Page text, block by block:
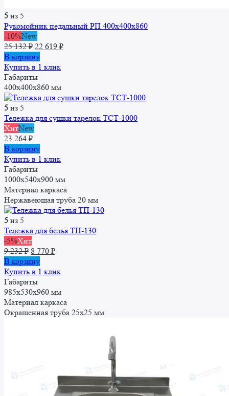
5 из 5
Рукомойник педальный РП 400x400x860
-10%New
25 132₽ Первоначальная
цена
составляла
25
132 ₽.
22 619 ₽Текущая
В корзину
Купить в 1 клик
Габариты
400x400x860 мм
5 из 5
Тележка для сушки тарелок ТСТ-1000
ХитNew
23 264 ₽
В корзину
Купить в 1 клик
Габариты
1000x540x900 мм
Материал каркаса
Нержавеющая труба 20 мм
5 из 5
Тележка для белья ТП-130
-5%Хит
9 232₽ Первоначальная
цена
составляла
9
232 ₽.
8 770 ₽Текущая
8
В корзину
Купить в 1 клик
Габариты
985х530х960 мм
Материал каркаса
Окрашенная труба 25x25 мм